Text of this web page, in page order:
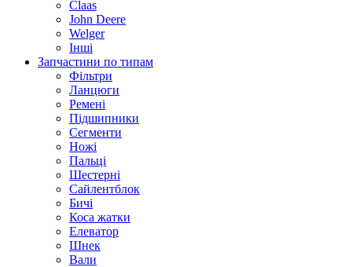
Claas
John Deere
Welger
Інші
Запчастини по типам
Фільтри
Ланцюги
Ремені
Підшипники
Сегменти
Ножі
Пальці
Шестерні
Сайлентблок
Бичі
Коса жатки
Елеватор
Шнек
Вали